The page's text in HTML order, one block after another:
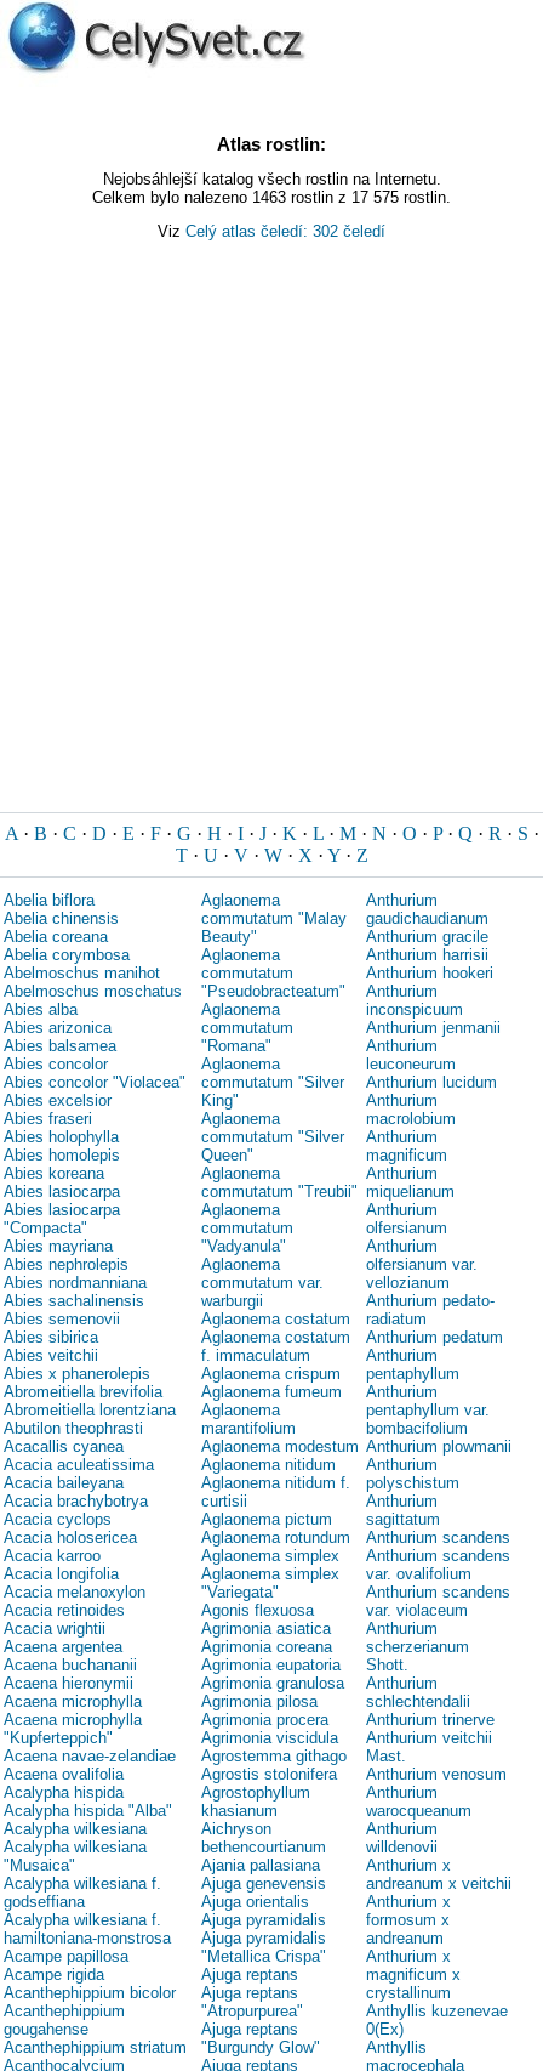
Atlas rostlin:
Nejobsáhlejší katalog všech rostlin na Internetu.
Celkem bylo nalezeno 1463 rostlin z 17 575 rostlin.
Viz Celý atlas čeledí: 302 čeledí
A · B · C · D · E · F· G · H · I· J· K · L· M· N · O · P· Q · R · S ·
T· U· V· W· X · Y· Z
Abelia biflora
Abelia chinensis
Abelia coreana
Abelia corymbosa
Abelmoschus manihot
Abelmoschus moschatus
Abies alba
Abies arizonica
Abies balsamea
Abies concolor
Abies concolor "Violacea"
Abies excelsior
Abies fraseri
Abies holophylla
Abies homolepis
Abies koreana
Abies lasiocarpa
Abies lasiocarpa
"Compacta"
Abies mayriana
Abies nephrolepis
Abies nordmanniana
Abies sachalinensis
Abies semenovii
Abies sibirica
Abies veitchii
Abies x phanerolepis
Abromeitiella brevifolia
Abromeitiella lorentziana
Abutilon theophrasti
Acacallis cyanea
Acacia aculeatissima
Acacia baileyana
Acacia brachybotrya
Acacia cyclops
Acacia holosericea
Acacia karroo
Acacia longifolia
Acacia melanoxylon
Acacia retinoides
Acacia wrightii
Acaena argentea
Acaena buchananii
Acaena hieronymii
Acaena microphylla
Acaena microphylla
"Kupferteppich"
Acaena navae-zelandiae
Acaena ovalifolia
Acalypha hispida
Acalypha hispida "Alba"
Acalypha wilkesiana
Acalypha wilkesiana
"Musaica"
Acalypha wilkesiana f.
godseffiana
Acalypha wilkesiana f.
hamiltoniana-monstrosa
Acampe papillosa
Acampe rigida
Acanthephippium bicolor
Acanthephippium
gougahense
Acanthephippium striatum
Acanthocalycium
Aglaonema
commutatum "Malay
Beauty"
Aglaonema
commutatum
"Pseudobracteatum"
Aglaonema
commutatum
"Romana"
Aglaonema
commutatum "Silver
King"
Aglaonema
commutatum "Silver
Queen"
Aglaonema
commutatum "Treubii"
Aglaonema
commutatum
"Vadyanula"
Aglaonema
commutatum var.
warburgii
Aglaonema costatum
Aglaonema costatum
f. immaculatum
Aglaonema crispum
Aglaonema fumeum
Aglaonema
marantifolium
Aglaonema modestum
Aglaonema nitidum
Aglaonema nitidum f.
curtisii
Aglaonema pictum
Aglaonema rotundum
Aglaonema simplex
Aglaonema simplex
"Variegata"
Agonis flexuosa
Agrimonia asiatica
Agrimonia coreana
Agrimonia eupatoria
Agrimonia granulosa
Agrimonia pilosa
Agrimonia procera
Agrimonia viscidula
Agrostemma githago
Agrostis stolonifera
Agrostophyllum
khasianum
Aichryson
bethencourtianum
Ajania pallasiana
Ajuga genevensis
Ajuga orientalis
Ajuga pyramidalis
Ajuga pyramidalis
"Metallica Crispa"
Ajuga reptans
Ajuga reptans
"Atropurpurea"
Ajuga reptans
"Burgundy Glow"
Ajuga reptans
Anthurium
gaudichaudianum
Anthurium gracile
Anthurium harrisii
Anthurium hookeri
Anthurium
inconspicuum
Anthurium jenmanii
Anthurium
leuconeurum
Anthurium lucidum
Anthurium
macrolobium
Anthurium
magnificum
Anthurium
miquelianum
Anthurium
olfersianum
Anthurium
olfersianum var.
vellozianum
Anthurium pedato-
radiatum
Anthurium pedatum
Anthurium
pentaphyllum
Anthurium
pentaphyllum var.
bombacifolium
Anthurium plowmanii
Anthurium
polyschistum
Anthurium
sagittatum
Anthurium scandens
Anthurium scandens
var. ovalifolium
Anthurium scandens
var. violaceum
Anthurium
scherzerianum
Shott.
Anthurium
schlechtendalii
Anthurium trinerve
Anthurium veitchii
Mast.
Anthurium venosum
Anthurium
warocqueanum
Anthurium
willdenovii
Anthurium x
andreanum x veitchii
Anthurium x
formosum x
andreanum
Anthurium x
magnificum x
crystallinum
Anthyllis kuzenevae
0(Ex)
Anthyllis
macrocephala